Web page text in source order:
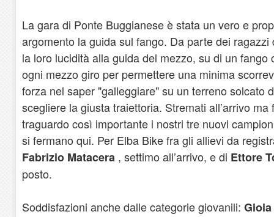
La gara di Ponte Buggianese è stata un vero e
argomento la guida sul fango. Da parte dei
la loro lucidità alla guida del mezzo, su di un fango
ogni mezzo giro per permettere una minima
forza nel saper "galleggiare" su un terreno solcato
scegliere la giusta traiettoria. Stremati all’arrivo
traguardo così importante i nostri tre nuovi
si fermano qui. Per Elba Bike fra gli allievi da
Fabrizio Matacera , settimo all’arrivo, e di Ettore
posto.
Soddisfazioni anche dalle categorie giovanili: